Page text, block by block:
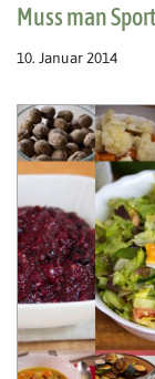
Muss man
10. Januar 2014